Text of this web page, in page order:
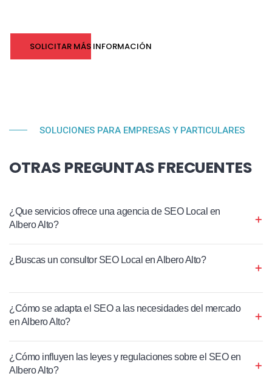
SOLICITAR MÁS INFORMACIÓN
SOLUCIONES PARA EMPRESAS Y PARTICULARES
OTRAS PREGUNTAS FRECUENTES
¿Que servicios ofrece una agencia de SEO Local en
Albero Alto?
¿Buscas un consultor SEO Local en Albero Alto?
¿Cómo se adapta el SEO a las necesidades del mercado
en Albero Alto?
¿Cómo influyen las leyes y regulaciones sobre el SEO en
Albero Alto?